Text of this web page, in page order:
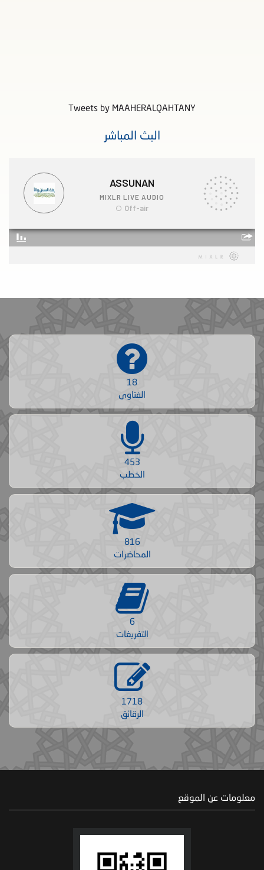
Tweets by MAAHERALQAHTANY
البث المباشر
18
الفتاوى
453
الخطب
816
المحاضرات
6
التفريغات
1718
الرقائق
معلومات عن الموقع